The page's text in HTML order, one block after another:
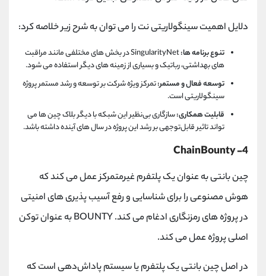
دلایل اهمیت سینگولاریتی نت را می توان به شرح زیر خلاصه کرد:
تنوع برنامه ها:
SingularityNet در بخش های مختلفی مانند مراقبت
های بهداشتی، رباتیک و بسیاری از زمینه های دیگر استفاده می شود.
توسعه فعال و مستمر:تمرکز ویژه شرکت بر توسعه و رشد مستمر پروژه
سینگولاریتی است.
قابلیت همکاری:سازگاری بی‌نظیر این شبکه با دیگر بلاک چین ‌ها می
‌تواند تاثیر قابل‌توجهی بر رشد این پروژه در سال‌ های آینده داشته باشد.
4- ChainBounty
چین بانتی به عنوان یک پلتفرم غیرمتمرکز عمل می کند که
هوش مصنوعی را برای شناسایی و رفع آسیب پذیری های امنیتی
در پروژه های رمزنگاری ادغام می کند. BOUNTY به عنوان توکن
اصلی پروژه عمل می کند.
در اصل چین بانتی یک پلتفرم یا سیستم پاداش‌دهی است که